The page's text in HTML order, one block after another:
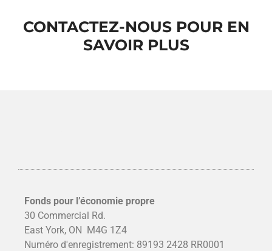
CONTACTEZ-NOUS POUR EN
SAVOIR PLUS
Fonds pour l’économie propre
30 Commercial Rd.
East York, ON M4G 1Z4
Numéro d'enregistrement: 89193 2428 RR0001